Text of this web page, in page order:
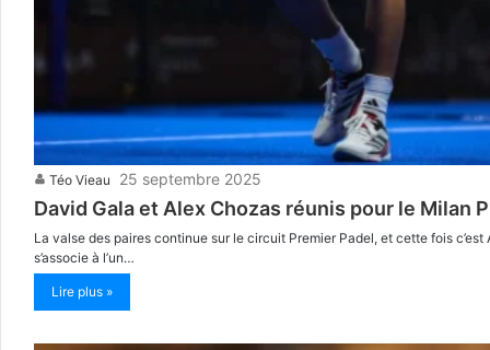
Téo Vieau 25 septembre 2025
David Gala et Alex Chozas réunis pour le Milan
La valse des paires continue sur le circuit Premier Padel, et cette fois
s’associe à l’un…
Lire plus »